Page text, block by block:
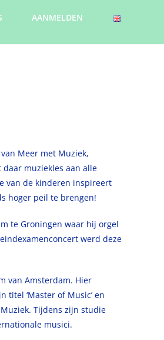
AANMELDEN
Meer met Muziek,
muziekles aan alle
van de kinderen inspireert
hoger peil te brengen!
te Groningen waar hij orgel
werd deze
van Amsterdam. Hier
titel ‘Master of Music’ en
Tijdens zijn studie
musici.